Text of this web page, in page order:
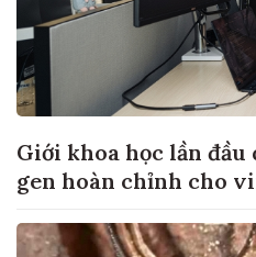
Giới khoa học lần
gen hoàn chỉnh cho